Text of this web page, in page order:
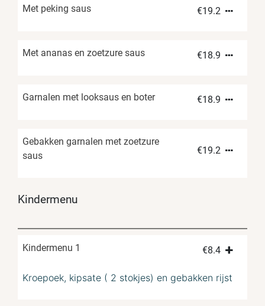
Met peking saus €19.2
Met ananas en zoetzure saus €18.9
Garnalen met looksaus en boter €18.9
Gebakken garnalen met zoetzure
saus
€19.2
Kindermenu
Kindermenu 1 €8.4
Kroepoek, kipsate ( 2 stokjes) en gebakken rijst